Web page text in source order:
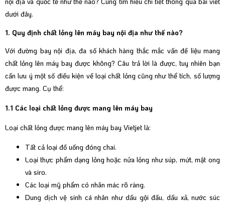
dưới đây.
1. Quy định chất lỏng lên máy bay nội địa như thế nào?
Với đường bay nội địa, đa số khách hàng thắc mắc vấn đề liệu mang
chất lỏng lên máy bay được không? Câu trả lời là được, tuy nhiên bạn
cần lưu ý một số điều kiện về loại chất lỏng cũng như thể tích, số lượng
được mang. Cụ thể:
1.1 Các loại chất lỏng được mang lên máy bay
Loại chất lỏng được mang lên máy bay Vietjet là:
Tất cả loại đồ uống đóng chai.
Loại thực phẩm dạng lỏng hoặc nửa lỏng như súp, mứt, mật ong
và siro.
Các loại mỹ phẩm có nhãn mác rõ ràng.
Dung dịch vệ sinh cá nhân như dầu gội đầu, dầu xả, nước súc